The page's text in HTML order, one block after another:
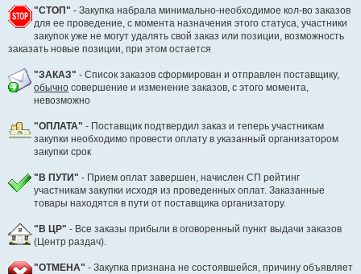
"СТОП" - Закупка набрала минимально-необходимое кол-во заказов
для ее проведение, с момента назначения этого статуса, участники
закупок уже не могут удалять свой заказ или позиции, возможность
заказать новые позиции, при этом остается
"ЗАКАЗ" - Список заказов сформирован и отправлен поставщику,
обычно совершение и изменение заказов, с этого момента,
невозможно
"ОПЛАТА" - Поставщик подтвердил заказ и теперь участникам
закупки необходимо провести оплату в указанный организатором
закупки срок
"В ПУТИ" - Прием оплат завершен, начислен СП рейтинг
участникам закупки исходя из проведенных оплат. Заказанные
товары находятся в пути от поставщика организатору.
"В ЦР" - Все заказы прибыли в оговоренный пункт выдачи заказов
(Центр раздач).
"ОТМЕНА" - Закупка признана не состоявшейся, причину объявляет